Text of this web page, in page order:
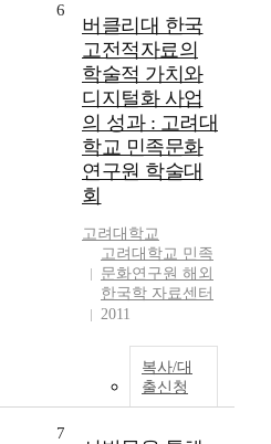
6
버클리대 한국
고전적자료의
학술적 가치와
디지털화 사업
의 성과 : 고려대
학교 민족문화
연구원 학술대
회
고려대학교
고려대학교 민족
문화연구원 해외
한국학 자료센터
2011
복사/대
출신청
7